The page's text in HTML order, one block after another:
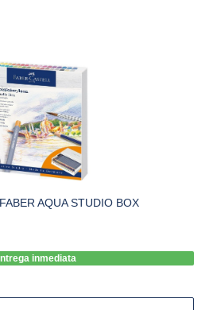
AQUA STUDIO BOX
inmediata